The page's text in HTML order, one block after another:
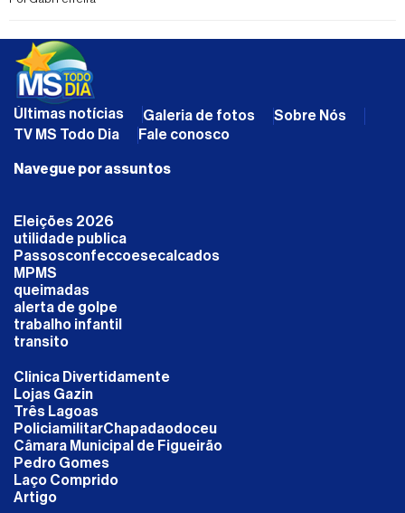
Últimas notícias Galeria de fotos
Sobre Nós
TV MS Todo Dia
Fale conosco
Navegue por assuntos
Eleições 2026
utilidade publica
Passosconfeccoesecalcados
MPMS
queimadas
alerta de golpe
trabalho infantil
transito
Clinica Divertidamente
Lojas Gazin
Três Lagoas
PoliciamilitarChapadaodoceu
Câmara Municipal de Figueirão
Pedro Gomes
Laço Comprido
Artigo